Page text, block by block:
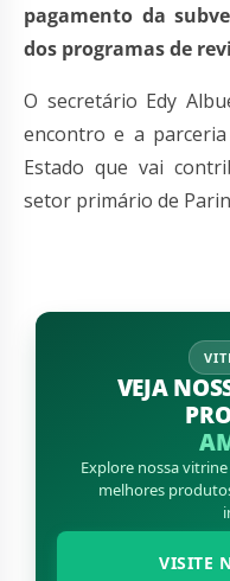
pagamento da
dos programas de
O secretário Edy
encontro e a
Estado que vai
setor primário de
VEJA
Explore nossa
melhores
VISITE